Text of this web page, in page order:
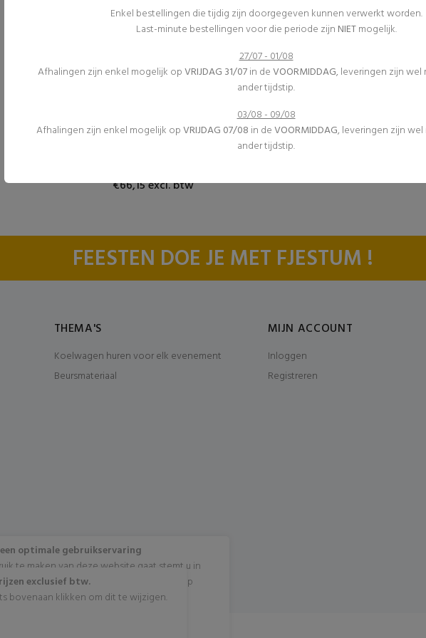
Verwarming
€66,15 excl. btw
FEESTEN DOE JE MET FJESTUM !
THEMA'S
Koelwagen huren voor elk evenement
Beursmateriaal
MIJN ACCOUNT
Inloggen
Registreren
optimale gebruikservaring
te maken van deze website gaat stemt u in
info omtrent deze cookies? Klik dan op
exclusief btw.
bovenaan klikken om dit te wijzigen.
Enkel bestellingen die tijdig zijn doorgegeven kunnen verwerkt worden.
Last-minute bestellingen voor die periode zijn NIETmogelijk.
27/07 - 01/08
Afhalingen zijn enkel mogelijk opVRIJDAG 31/07in deVOORMIDDAG, leveringen zijn
ander tijdstip.
03/08 - 09/08
Afhalingen zijn enkel mogelijk opVRIJDAG 07/08 in deVOORMIDDAG, leveringen zijn
ander tijdstip.